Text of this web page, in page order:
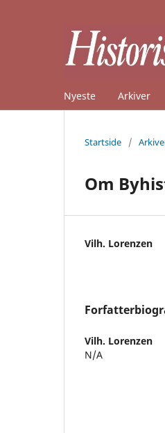
Nyeste Arkiver
Startside /
Om
Vilh. Lorenzen
Vilh. Lorenzen
N/A